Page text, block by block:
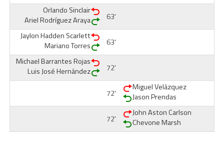
Orlando Sinclair
Ariel Rodríguez Araya
63'
Jaylon Hadden Scarlett
Mariano Torres
63'
Michael Barrantes Rojas
Luis José Hernández
72'
72'
Miguel Velázquez
Jason Prendas
72'
John Aston Carlson
Chevone Marsh